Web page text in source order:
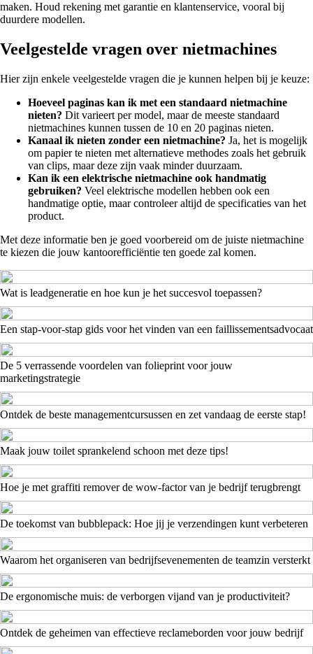
maken. Houd rekening met garantie en klantenservice, vooral bij
duurdere modellen.
Veelgestelde vragen over nietmachines
Hier zijn enkele veelgestelde vragen die je kunnen helpen bij je keuze:
Hoeveel paginas kan ik met een standaard nietmachine
nieten? Dit varieert per model, maar de meeste standaard
nietmachines kunnen tussen de 10 en 20 paginas nieten.
Kanaal ik nieten zonder een nietmachine? Ja, het is mogelijk
om papier te nieten met alternatieve methodes zoals het gebruik
van clips, maar deze zijn vaak minder duurzaam.
Kan ik een elektrische nietmachine ook handmatig
gebruiken? Veel elektrische modellen hebben ook een
handmatige optie, maar controleer altijd de specificaties van het
product.
Met deze informatie ben je goed voorbereid om de juiste nietmachine
te kiezen die jouw kantoorefficiëntie ten goede zal komen.
Wat is leadgeneratie en hoe kun je het succesvol toepassen?
Een stap-voor-stap gids voor het vinden van een faillissementsadvocaat
De 5 verrassende voordelen van folieprint voor jouw
marketingstrategie
Ontdek de beste managementcursussen en zet vandaag de eerste stap!
Maak jouw toilet sprankelend schoon met deze tips!
Hoe je met graffiti remover de wow-factor van je bedrijf terugbrengt
De toekomst van bubblepack: Hoe jij je verzendingen kunt verbeteren
Waarom het organiseren van bedrijfsevenementen de teamzin versterkt
De ergonomische muis: de verborgen vijand van je productiviteit?
Ontdek de geheimen van effectieve reclameborden voor jouw bedrijf